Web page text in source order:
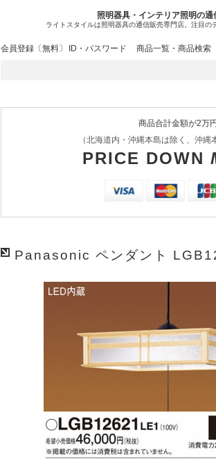
照明器具・インテリア照明の通
ライトスタイルは照明器具の通信販売専門店。注目の
会員登録〔無料〕 ID・パスワード 商品一覧・商品検索
商品合計金額が2万
（北海道内・沖縄本島は除く、沖縄
PRICE DOWN
Panasonic ペンダント